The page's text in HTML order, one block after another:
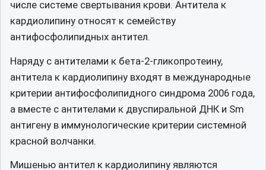
числе системе свертывания крови. Антитела к
кардиолипину относят к семейству
антифосфолипидных антител.
Наряду с антителами к бета-2-гликопротеину,
антитела к кардиолипину входят в международные
критерии антифосфолипидного синдрома 2006 года,
а вместе с антителами к двуспиральной ДНК и Sm
антигену в иммунологические критерии системной
красной волчанки.
Мишенью антител к кардиолипину являются